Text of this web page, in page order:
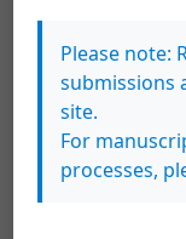
Ediciones Trea.
https://drive.google.com/
Navas-
abierto : el viejo
https://
Please note:
submissions
site.
For
processes,